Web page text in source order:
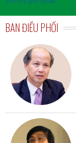
BAN ĐIỀU PHỐI